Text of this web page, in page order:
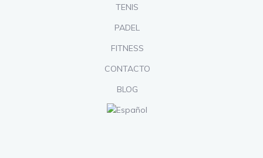
TENIS
PADEL
FITNESS
CONTACTO
BLOG